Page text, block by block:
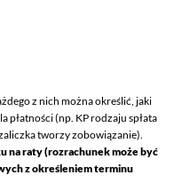
z nich można określić, jaki
(np. KP rodzaju spłata
tworzy zobowiązanie).
na raty (rozrachunek może być
z określeniem terminu